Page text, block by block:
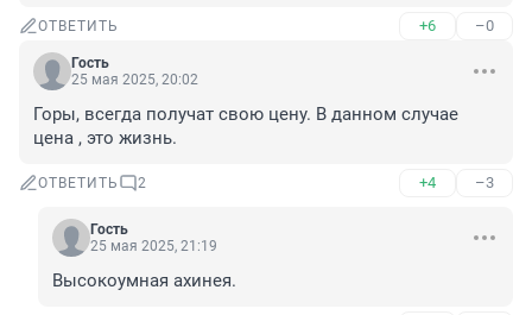
ОТВЕТИТЬ +6 –0
Гость
25 мая 2025, 20:02
Горы, всегда получат свою цену. В данном случае
цена , это жизнь.
ОТВЕТИТЬ 2 +4 –3
Гость
25 мая 2025, 21:19
Высокоумная ахинея.